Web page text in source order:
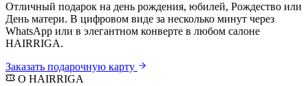
Отличный подарок на день рождения, юбилей, Рождество или
День матери. В цифровом виде за несколько минут через
WhatsApp или в элегантном конверте в любом салоне
HAIRRIGA.
Заказать подарочную карту
О HAIRRIGA